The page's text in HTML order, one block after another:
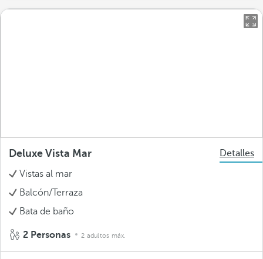
Deluxe Vista Mar
Detalles
Vistas al mar
Balcón/Terraza
Bata de baño
2 Personas 2 adultos máx.